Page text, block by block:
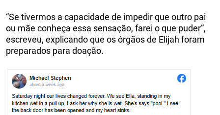
“Se tivermos a capacidade de impedir que outro pai
ou mãe conheça essa sensação, farei o que puder”,
escreveu, explicando que os órgãos de Elijah foram
preparados para doação.